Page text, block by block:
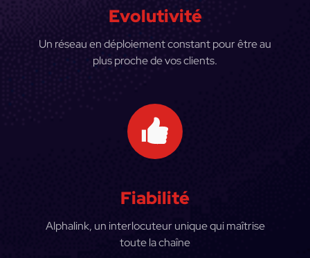
Evolutivité
Un réseau en déploiement constant pour être au
plus proche de vos clients.
Fiabilité
Alphalink, un interlocuteur unique qui maîtrise
toute la chaîne